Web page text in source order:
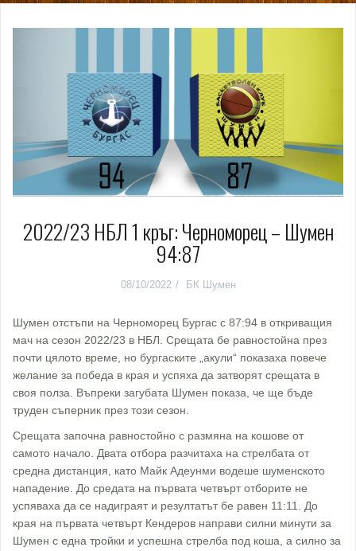
2022/23 НБЛ 1 кръг: Черноморец – Шумен
94:87
08/10/2022 БК Шумен
Шумен отстъпи на Черноморец Бургас с 87:94 в откриващия
мач на сезон 2022/23 в НБЛ. Срещата бе равностойна през
почти цялото време, но бургаските „акули“ показаха повече
желание за победа в края и успяха да затворят срещата в
своя полза. Въпреки загубата Шумен показа, че ще бъде
труден съперник през този сезон.
Срещата започна равностойно с размяна на кошове от
самото начало. Двата отбора разчитаха на стрелбата от
средна дистанция, като Майк Адеунми водеше шуменското
нападение. До средата на първата четвърт отборите не
успяваха да се надиграят и резултатът бе равен 11:11. До
края на първата четвърт Кендеров направи силни минути за
Шумен с една тройки и успешна стрелба под коша, а силно за